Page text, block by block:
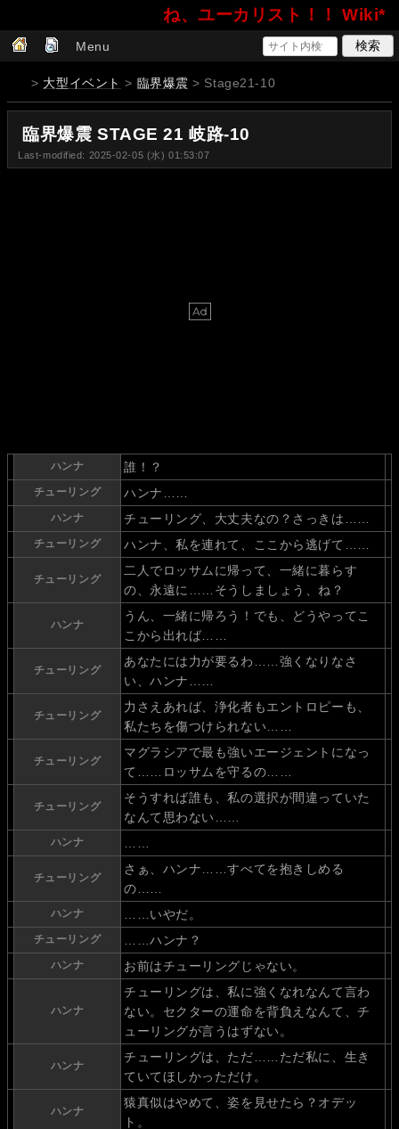
ね、ユーカリスト！！ Wiki*
Menu
> 大型イベント > 臨界爆震 > Stage21-10
臨界爆震 STAGE 21 岐路-10
Last-modified: 2025-02-05 (水) 01:53:07
ハンナ 誰！？
チューリング ハンナ……
ハンナ チューリング、大丈夫なの？さっきは……
チューリング ハンナ、私を連れて、ここから逃げて……
チューリング
二人でロッサムに帰って、一緒に暮らす
の、永遠に……そうしましょう、ね？
ハンナ
うん、一緒に帰ろう！でも、どうやってこ
こから出れば……
チューリング
あなたには力が要るわ……強くなりなさ
い、ハンナ……
チューリング
力さえあれば、浄化者もエントロピーも、
私たちを傷つけられない……
チューリング
マグラシアで最も強いエージェントになっ
て……ロッサムを守るの……
チューリング
そうすれば誰も、私の選択が間違っていた
なんて思わない……
ハンナ ……
チューリング
さぁ、ハンナ……すべてを抱きしめる
の……
ハンナ ……いやだ。
チューリング ……ハンナ？
ハンナ お前はチューリングじゃない。
ハンナ
チューリングは、私に強くなれなんて言わ
ない。セクターの運命を背負えなんて、チ
ューリングが言うはずない。
ハンナ
チューリングは、ただ……ただ私に、生き
ていてほしかっただけ。
ハンナ
猿真似はやめて、姿を見せたら？オデッ
ト。